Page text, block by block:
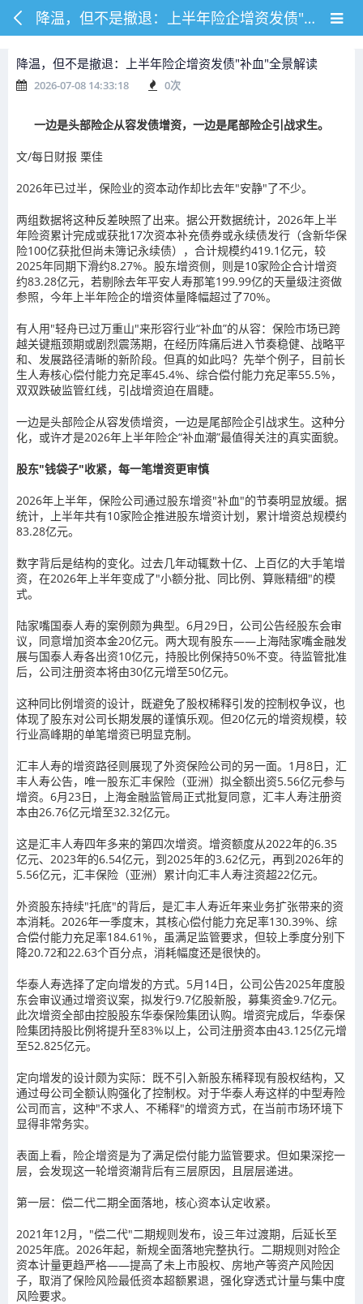
降温，但不是撤退：上半年险企增资发债"补血"全景解读
降温，但不是撤退：上半年险企增资发债"补血"全景解读
2026-07-08 14:33:18 0次
一边是头部险企从容发债增资，一边是尾部险企引战求生。
文/每日财报 栗佳
2026年已过半，保险业的资本动作却比去年"安静"了不少。
两组数据将这种反差映照了出来。据公开数据统计，2026年上半
年险资累计完成或获批17次资本补充债券或永续债发行（含新华保
险100亿获批但尚未簿记永续债），合计规模约419.1亿元，较
2025年同期下滑约8.27%。股东增资侧，则是10家险企合计增资
约83.28亿元，若剔除去年平安人寿那笔199.99亿的天量级注资做
参照，今年上半年险企的增资体量降幅超过了70%。
有人用"轻舟已过万重山"来形容行业“补血”的从容：保险市场已跨
越关键瓶颈期或剧烈震荡期，在经历阵痛后进入节奏稳健、战略平
和、发展路径清晰的新阶段。但真的如此吗？先举个例子，目前长
生人寿核心偿付能力充足率45.4%、综合偿付能力充足率55.5%，
双双跌破监管红线，引战增资迫在眉睫。
一边是头部险企从容发债增资，一边是尾部险企引战求生。这种分
化，或许才是2026年上半年险企“补血潮”最值得关注的真实面貌。
股东"钱袋子"收紧， 每一笔增资更审慎
2026年上半年，保险公司通过股东增资"补血"的节奏明显放缓。据
统计，上半年共有10家险企推进股东增资计划，累计增资总规模约
83.28亿元。
数字背后是结构的变化。过去几年动辄数十亿、上百亿的大手笔增
资，在2026年上半年变成了"小额分批、同比例、算账精细"的模
式。
陆家嘴国泰人寿的案例颇为典型。6月29日，公司公告经股东会审
议，同意增加资本金20亿元。两大现有股东——上海陆家嘴金融发
展与国泰人寿各出资10亿元，持股比例保持50%不变。待监管批准
后，公司注册资本将由30亿元增至50亿元。
这种同比例增资的设计，既避免了股权稀释引发的控制权争议，也
体现了股东对公司长期发展的谨慎乐观。但20亿元的增资规模，较
行业高峰期的单笔增资已明显克制。
汇丰人寿的增资路径则展现了外资保险公司的另一面。1月8日，汇
丰人寿公告，唯一股东汇丰保险（亚洲）拟全额出资5.56亿元参与
增资。6月23日，上海金融监管局正式批复同意，汇丰人寿注册资
本由26.76亿元增至32.32亿元。
这是汇丰人寿四年多来的第四次增资。增资额度从2022年的6.35
亿元、2023年的6.54亿元，到2025年的3.62亿元，再到2026年的
5.56亿元，汇丰保险（亚洲）累计向汇丰人寿注资超22亿元。
外资股东持续"托底"的背后，是汇丰人寿近年来业务扩张带来的资
本消耗。2026年一季度末，其核心偿付能力充足率130.39%、综
合偿付能力充足率184.61%，虽满足监管要求，但较上季度分别下
降20.72和22.63个百分点，消耗幅度还是很快的。
华泰人寿选择了定向增发的方式。5月14日，公司公告2025年度股
东会审议通过增资议案，拟发行9.7亿股新股，募集资金9.7亿元。
此次增资全部由控股股东华泰保险集团认购。增资完成后，华泰保
险集团持股比例将提升至83%以上，公司注册资本由43.125亿元增
至52.825亿元。
定向增发的设计颇为实际：既不引入新股东稀释现有股权结构，又
通过母公司全额认购强化了控制权。对于华泰人寿这样的中型寿险
公司而言，这种"不求人、不稀释"的增资方式，在当前市场环境下
显得非常务实。
表面上看，险企增资是为了满足偿付能力监管要求。但如果深挖一
层，会发现这一轮增资潮背后有三层原因，且层层递进。
第一层：偿二代二期全面落地，核心资本认定收紧。
2021年12月，"偿二代"二期规则发布，设三年过渡期，后延长至
2025年底。2026年起，新规全面落地完整执行。二期规则对险企
资本计量更趋严格——提高了未上市股权、房地产等资产风险因
子，取消了保险风险最低资本超额累退，强化穿透式计量与集中度
风险要求。